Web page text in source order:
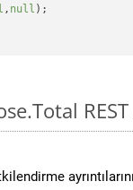
, null );